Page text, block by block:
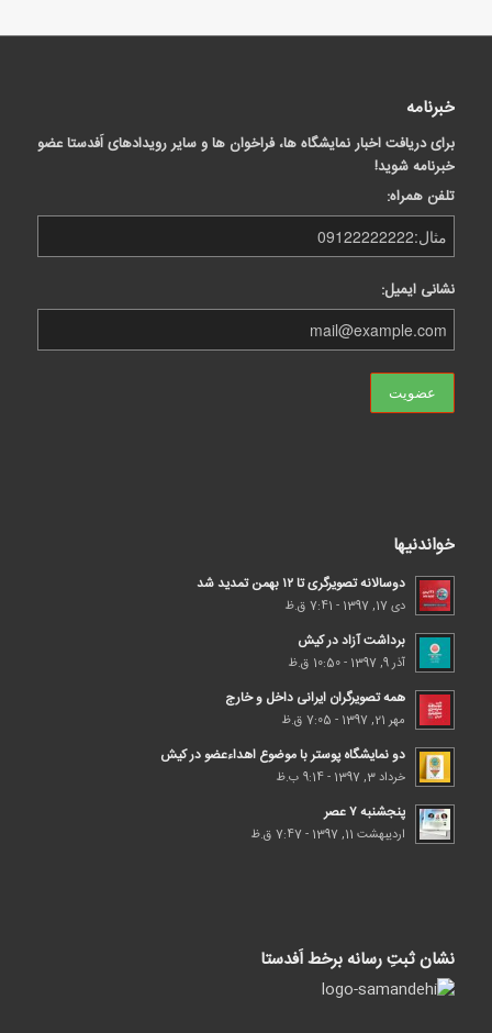
خبرنامه
برای دریافت اخبار نمایشگاه ها، فراخوان ها و سایر رویدادهای اَفدستا عضو
خبرنامه شوید!
تلفن همراه:
نشانی ایمیل:
خواندنیها
دوسالانه تصویرگری تا ۱۲ بهمن تمدید شد
دی 17, 1397 - 7:41 ق.ظ
برداشت آزاد در کیش
آذر 9, 1397 - 10:50 ق.ظ
همه تصویرگران ایرانی داخل و خارج
مهر 21, 1397 - 7:05 ق.ظ
دو نمایشگاه پوستر با موضوع اهداء‌عضو در کیش
خرداد 3, 1397 - 9:14 ب.ظ
پنجشنبه ۷ عصر
اردیبهشت 11, 1397 - 7:47 ق.ظ
نشان ثبتِ رسانه برخط اَفدستا